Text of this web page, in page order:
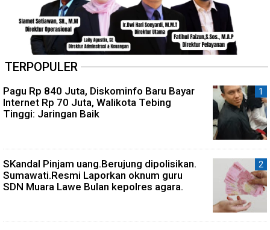
TERPOPULER
Pagu Rp 840 Juta, Diskominfo Baru Bayar
Internet Rp 70 Juta, Walikota Tebing
Tinggi: Jaringan Baik
SKandal Pinjam uang.Berujung dipolisikan.
Sumawati.Resmi Laporkan oknum guru
SDN Muara Lawe Bulan kepolres agara.